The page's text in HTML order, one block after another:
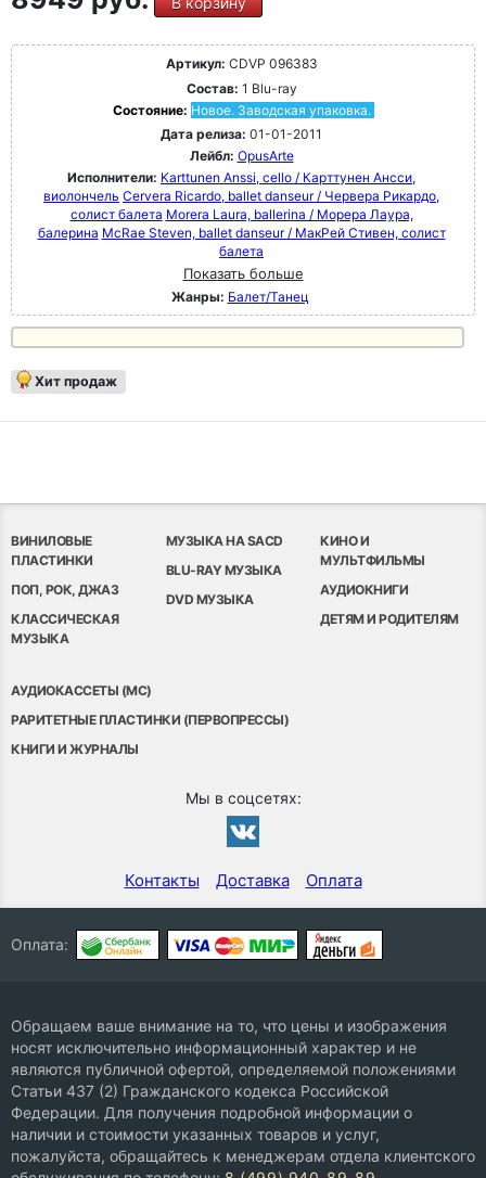
Артикул: CDVP 096383
Состав: 1 Blu-ray
Состояние: Новое. Заводская упаковка.
Дата релиза: 01-01-2011
Лейбл: OpusArte
Исполнители: Karttunen Anssi, cello / Карттунен Ансси,
виолончель Cervera Ricardo, ballet danseur / Червера Рикардо,
солист балета Morera Laura, ballerina / Морера Лаура,
балерина McRae Steven, ballet danseur / МакРей Стивен, солист
балета
Показать больше
Жанры: Балет/Танец
Хит продаж
ВИНИЛОВЫЕ
ПЛАСТИНКИ
ПОП, РОК, ДЖАЗ
КЛАССИЧЕСКАЯ
МУЗЫКА
МУЗЫКА НА SACD
BLU-RAY МУЗЫКА
DVD МУЗЫКА
КИНО И
МУЛЬТФИЛЬМЫ
АУДИОКНИГИ
ДЕТЯМ И РОДИТЕЛЯМ
АУДИОКАССЕТЫ (MC)
РАРИТЕТНЫЕ ПЛАСТИНКИ (ПЕРВОПРЕССЫ)
КНИГИ И ЖУРНАЛЫ
Мы в соцсетях:
Контакты Доставка Оплата
Оплата:
Обращаем ваше внимание на то, что цены и изображения
носят исключительно информационный характер и не
являются публичной офертой, определяемой положениями
Статьи 437 (2) Гражданского кодекса Российской
Федерации. Для получения подробной информации о
наличии и стоимости указанных товаров и услуг,
пожалуйста, обращайтесь к менеджерам отдела клиентского